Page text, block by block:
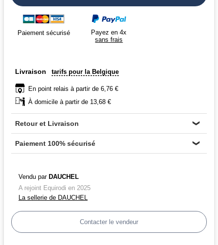
Paiement sécurisé
Payez en 4x
sans frais
Livraison tarifs pour la Belgique
En point relais à partir de 6,76 €
À domicile à partir de 13,68 €
Retour et Livraison ❯
Paiement 100% sécurisé ❯
Vendu par DAUCHEL
A rejoint Equirodi en 2025
La sellerie de DAUCHEL
Contacter le vendeur